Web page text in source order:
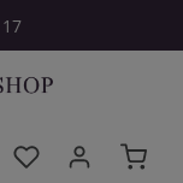
Du hast 0